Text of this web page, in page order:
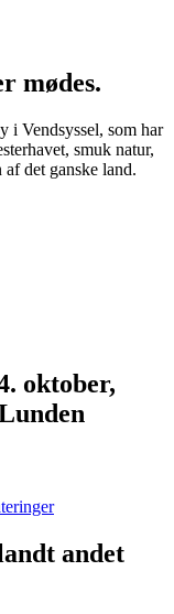
mødes.
i Vendsyssel, som har
smuk natur,
det ganske land.
oktober,
andet